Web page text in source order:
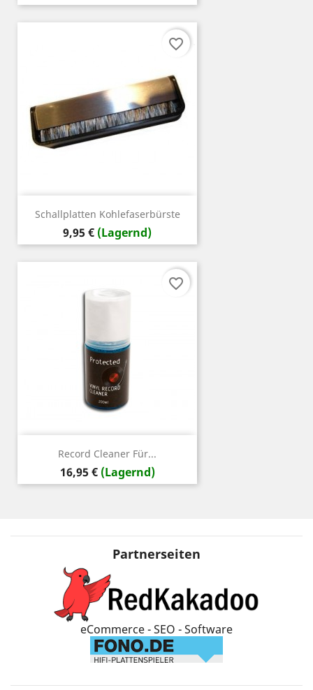
Schallplatten Kohlefaserbürste
Preis
9,95 € (Lagernd)
favorite_border
Record Cleaner Für...
Preis
16,95 € (Lagernd)
favorite_border
Partnerseiten
eCommerce - SEO - Software